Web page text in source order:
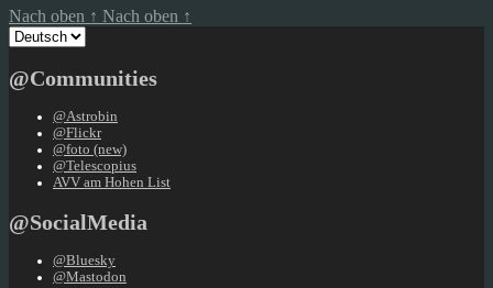
Nach oben ↑ Nach oben ↑
Sprache
auswählen
@Communities
@Astrobin
@Flickr
@foto (new)
@Telescopius
AVV am Hohen List
@SocialMedia
@Bluesky
@Mastodon